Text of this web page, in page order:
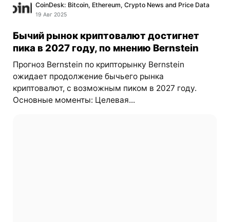
CoinDesk: Bitcoin, Ethereum, Crypto News and Price Data
19 Авг 2025
Бычий рынок криптовалют достигнет
пика в 2027 году, по мнению Bernstein
Прогноз Bernstein по крипторынку Bernstein
ожидает продолжение бычьего рынка
криптовалют, с возможным пиком в 2027 году.
Основные моменты: Целевая...